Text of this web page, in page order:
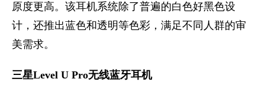
原度更高。该耳机系统除了普遍的白色好黑色设
计，还推出蓝色和透明等色彩，满足不同人群的审
美需求。
三星Level U Pro无线蓝牙耳机